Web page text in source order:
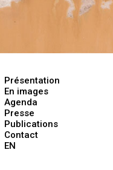
Présentation
En images
Agenda
Presse
Publications
Contact
EN